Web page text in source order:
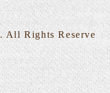
. All Rights Reserve